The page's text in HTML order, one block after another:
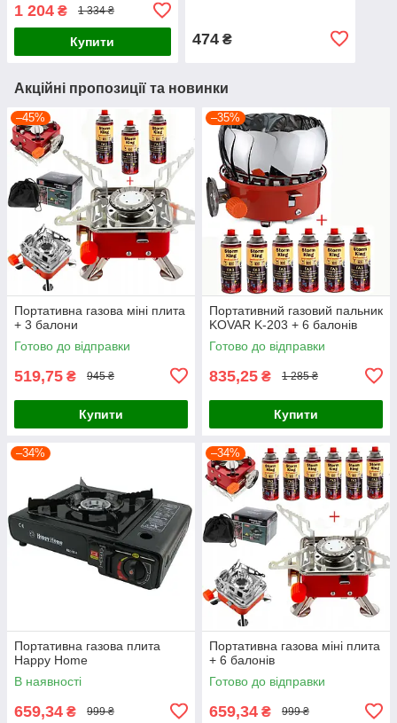
1 204 ₴ 1 334 ₴
Купити 474₴
Акційні пропозиції та новинки
–45%
Портативна газова міні плита
+ 3 балони
Готово до відправки
519,75 ₴ 945 ₴
Купити
–35%
Портативний газовий пальник
KOVAR K-203 + 6 балонів
Готово до відправки
835,25 ₴ 1 285 ₴
Купити
–34%
Портативна газова плита
Happy Home
В наявності
659,34 ₴ 999 ₴
–34%
Портативна газова міні плита
+ 6 балонів
Готово до відправки
659,34 ₴ 999 ₴